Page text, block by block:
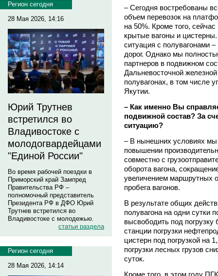
Регион сегодня
28 Мая 2026, 14:16
Юрий Трутнев
встретился во
Владивостоке с
молодогвардейцами
"Единой России"
Во время рабочей поездки в
Приморский край Зампред
Правительства РФ –
полномочный представитель
Президента РФ в ДФО Юрий
Трутнев встретился во
Владивостоке с молодежью.
статьи раздела
Регион сегодня
28 Мая 2026, 14:14
– Сегодня востребованы
объем перевозок на
на 50%. Кроме того,
крытые вагоны и
ситуация с полувагонами
дорог. Однако мы
партнеров в подвижном
Дальневосточной
полувагонах, в том числе
Якутии.
– Как именно Вы
подвижной состав? За
ситуацию?
– В нынешних условиях мы
повышении
совместно с
оборота вагона,
увеличением маршрутных
пробега вагонов.
В результате общих
полувагона на одни сутки
высвободить под
станции погрузки
цистерн под погрузкой на
погрузки лесных грузов
суток.
Кроме того, в этом году